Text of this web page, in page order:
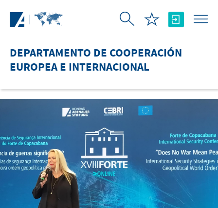
DEPARTAMENTO DE COOPERACIÓN
EUROPEA E INTERNACIONAL